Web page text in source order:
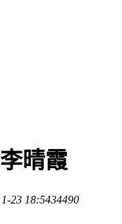
晴霞
23 18:5434490